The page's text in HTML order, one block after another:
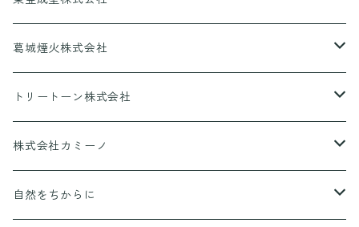
グリルQ
葛城煙火株式会社
CANPING HANABI
トリートーン株式会社
香りとあそぼ♪
京ころん
株式会社カミーノ
PAPLUS
自然をちからに